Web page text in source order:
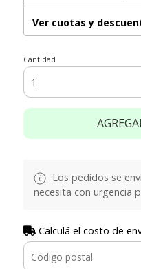
Ver cuotas y
Cantidad
Los pedidos se
necesita con urgencia
Calculá el costo de